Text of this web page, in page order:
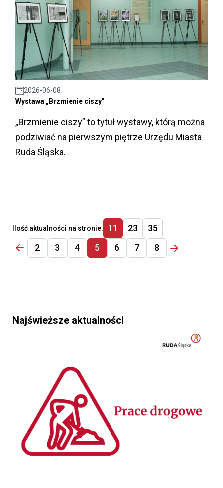
2026-06-08
Wystawa „Brzmienie ciszy”
„Brzmienie ciszy” to tytuł wystawy, którą można
podziwiać na pierwszym piętrze Urzędu Miasta
Ruda Śląska.
Ilość aktualności na stronie: 11 23
35
2
3 4 5 6 7 8
Najświeższe aktualności